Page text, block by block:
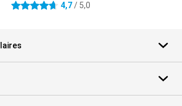
4.7 étoiles 4,7/ 5,0